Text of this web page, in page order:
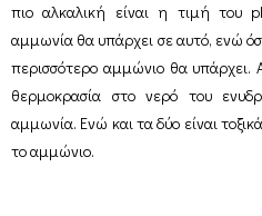
πιο αλκαλική είναι η τιμή του
αμμωνία θα υπάρχει σε αυτό, ενώ
περισσότερο αμμώνιο θα υπάρχει.
θερμοκρασία στο νερό του
αμμωνία. Ενώ και τα δύο είναι
το αμμώνιο.